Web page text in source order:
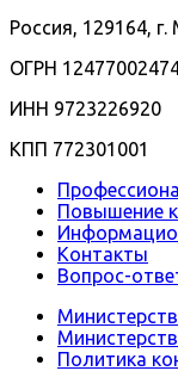
Россия, 129164,
ОГРН
ИНН 9723226920
КПП 772301001
Повышение
Контакты
Вопрос-
Политика